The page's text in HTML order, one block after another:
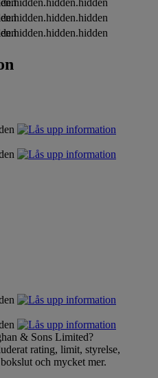
& Sons Limited?
rating, limit, styrelse,
och mycket mer.